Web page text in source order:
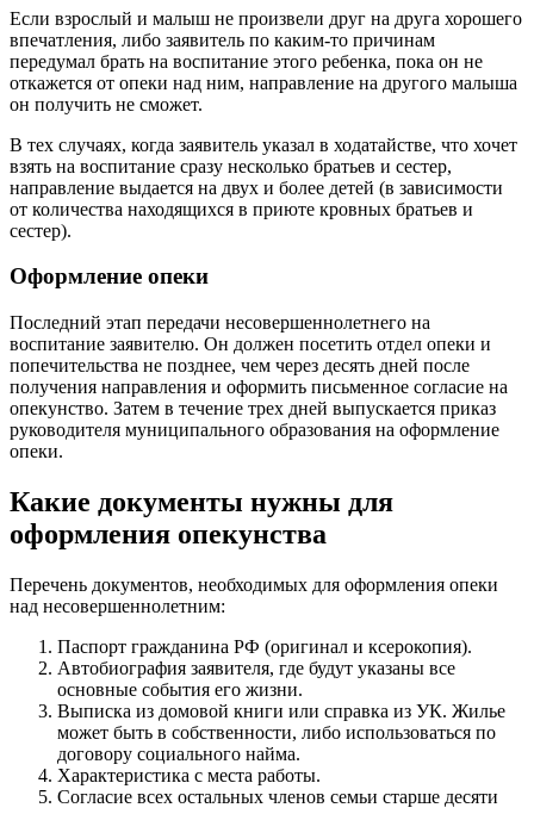
Если взрослый и малыш не произвели друг на друга хорошего
впечатления, либо заявитель по каким-то причинам
передумал брать на воспитание этого ребенка, пока он не
откажется от опеки над ним, направление на другого малыша
он получить не сможет.
В тех случаях, когда заявитель указал в ходатайстве, что хочет
взять на воспитание сразу несколько братьев и сестер,
направление выдается на двух и более детей (в зависимости
от количества находящихся в приюте кровных братьев и
сестер).
Оформление опеки
Последний этап передачи несовершеннолетнего на
воспитание заявителю. Он должен посетить отдел опеки и
попечительства не позднее, чем через десять дней после
получения направления и оформить письменное согласие на
опекунство. Затем в течение трех дней выпускается приказ
руководителя муниципального образования на оформление
опеки.
Какие документы нужны для
оформления опекунства
Перечень документов, необходимых для оформления опеки
над несовершеннолетним:
Паспорт гражданина РФ (оригинал и ксерокопия).
Автобиография заявителя, где будут указаны все
основные события его жизни.
Выписка из домовой книги или справка из УК. Жилье
может быть в собственности, либо использоваться по
договору социального найма.
Характеристика с места работы.
Согласие всех остальных членов семьи старше десяти